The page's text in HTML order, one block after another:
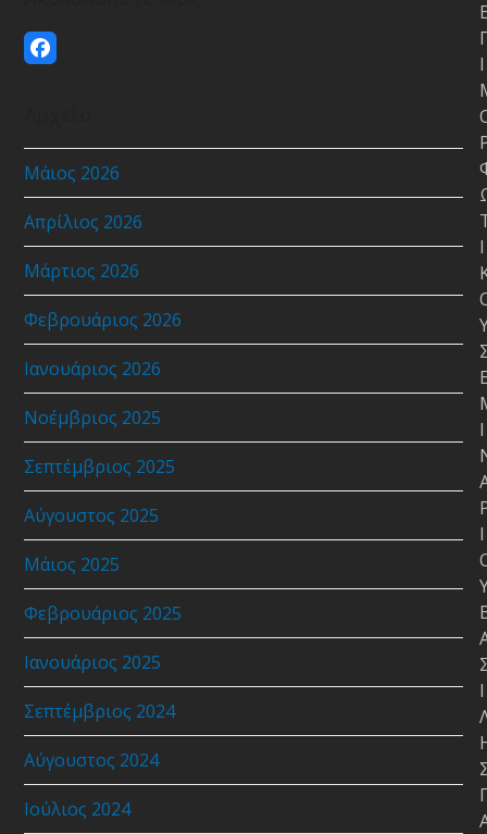
Facebook
Μάιος 2026
Απρίλιος 2026
Μάρτιος 2026
Φεβρουάριος 2026
Ιανουάριος 2026
Νοέμβριος 2025
Σεπτέμβριος 2025
Αύγουστος 2025
Μάιος 2025
Φεβρουάριος 2025
Ιανουάριος 2025
Σεπτέμβριος 2024
Αύγουστος 2024
Ιούλιος 2024
Ι
Ι
Ι
Ι
Ι